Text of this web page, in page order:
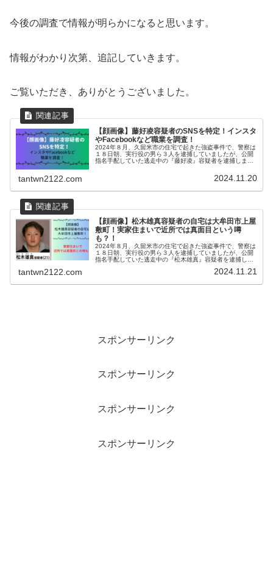
今後の調査で情報が明らかになると思います。
情報がわかり次第、追記していきます。
ご覧いただき、ありがとうございました。
【顔画像】藤好凌容疑者のSNSを特定！インスタ
やFacebookなど職業を調査！
2024年８月、久留米市の住宅で起きた強盗事件で、警察は
１８日朝、実行役の男ら３人を逮捕していましたが、公開
指名手配していた逃走中の『藤好凌』容疑者を逮捕しまし
tantwn2122.com 2024.11.20
【顔画像】松木雄真容疑者の自宅は大牟田市上屋
敷町！実家住まいで近所では真面目という噂
も？！
2024年８月、久留米市の住宅で起きた強盗事件で、警察は
１８日朝、実行役の男ら３人を逮捕していましたが、公開
指名手配していた逃走中の『松木雄真』容疑者を逮捕しま
tantwn2122.com 2024.11.21
スポンサーリンク
スポンサーリンク
スポンサーリンク
スポンサーリンク